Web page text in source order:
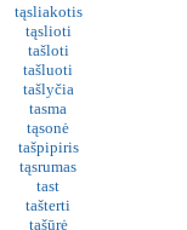
tąsliakotis
tąslioti
tašloti
tašluoti
tašlyčia
tasma
tąsonė
tašpipiris
tąsrumas
tast
tašterti
tašūrė